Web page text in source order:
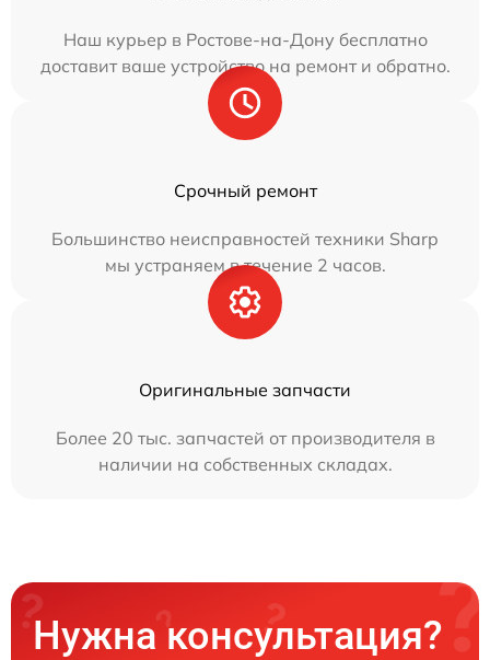
Наш курьер в Ростове-на-Дону бесплатно
доставит ваше устройство на ремонт и обратно.
Срочный ремонт
Большинство неисправностей техники Sharp
мы устраняем в течение 2 часов.
Оригинальные запчасти
Более 20 тыс. запчастей от производителя в
наличии на собственных складах.
Нужна консультация?